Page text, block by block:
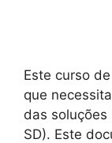
Este curso
que
das soluções
SD). Este